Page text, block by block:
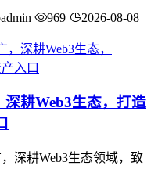
969 2026-08-08
耕Web3生态，打造
深耕Web3生态领域，致